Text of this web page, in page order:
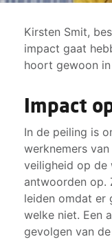
Kirsten Smit,
impact gaat
hoort gewoon in
Impact
In de peiling is
werknemers
veiligheid op de
antwoorden op.
leiden omdat er
welke niet. Een
gevolgen van